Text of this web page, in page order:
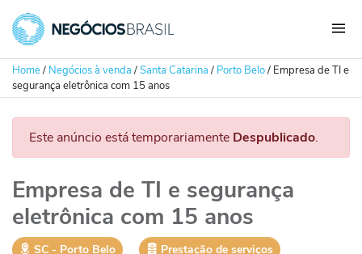
Home/ Negócios à venda/Santa Catarina/ Porto Belo/ Empresa de TI e
segurança eletrônica com 15 anos
Este anúncio está temporariamente Despublicado.
Empresa de TI e segurança
eletrônica com 15 anos
SC ‐ Porto Belo Prestação de serviços